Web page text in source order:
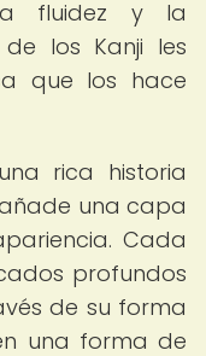
la fluidez y la
los Kanji les
que los hace
rica historia
una capa
Cada
profundos
de su forma
una forma de